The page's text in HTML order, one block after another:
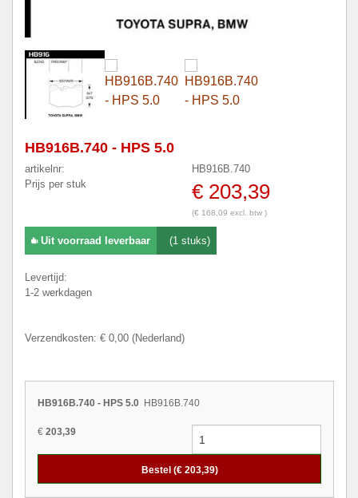
HB916B.740 - HPS 5.0
artikelnr:
HB916B.740
Prijs per stuk
€ 203,39
(€ 168,09 excl. btw )
Uit voorraad leverbaar (1 stuks)
Levertijd:
1-2 werkdagen
Verzendkosten: € 0,00 (Nederland)
HB916B.740 - HPS 5.0 HB916B.740
€ 203,39
Bestel (€ 203,39)